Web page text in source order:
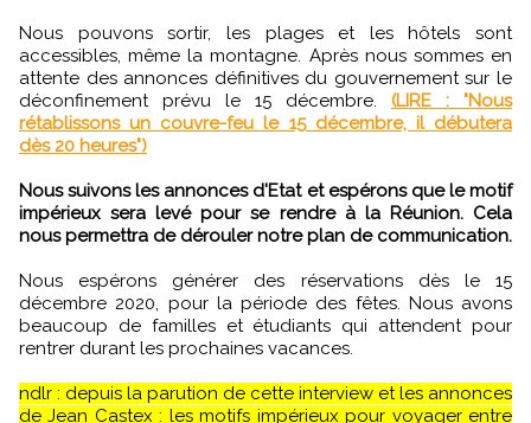
Nous pouvons sortir, les plages et les hôtels sont
accessibles, même la montagne. Après nous sommes en
attente des annonces définitives du gouvernement sur le
déconfinement prévu le 15 décembre. (LIRE : "Nous
rétablissons un couvre-feu le 15 décembre, il débutera
dès 20 heures")
Nous suivons les annonces d'Etat et espérons que le motif
impérieux sera levé pour se rendre à la Réunion. Cela
nous permettra de dérouler notre plan de communication.
Nous espérons générer des réservations dès le 15
décembre 2020, pour la période des fêtes. Nous avons
beaucoup de familles et étudiants qui attendent pour
rentrer durant les prochaines vacances.
ndlr : depuis la parution de cette interview et les annonces
de Jean Castex : les motifs impérieux pour voyager entre